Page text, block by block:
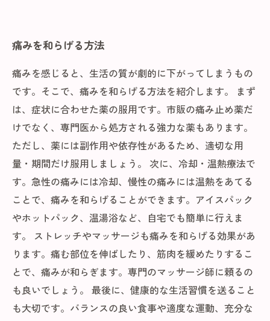
痛みを和らげる方法
痛みを感じると、生活の質が劇的に下がってしまうもの
です。そこで、痛みを和らげる方法を紹介します。 まず
は、症状に合わせた薬の服用です。市販の痛み止め薬だ
けでなく、専門医から処方される強力な薬もあります。
ただし、薬には副作用や依存性があるため、適切な用
量・期間だけ服用しましょう。 次に、冷却・温熱療法で
す。急性の痛みには冷却、慢性の痛みには温熱をあてる
ことで、痛みを和らげることができます。アイスパック
やホットパック、温湯浴など、自宅でも簡単に行えま
す。 ストレッチやマッサージも痛みを和らげる効果があ
ります。痛む部位を伸ばしたり、筋肉を緩めたりするこ
とで、痛みが和らぎます。専門のマッサージ師に頼るの
も良いでしょう。 最後に、健康的な生活習慣を送ること
も大切です。バランスの良い食事や適度な運動、充分な